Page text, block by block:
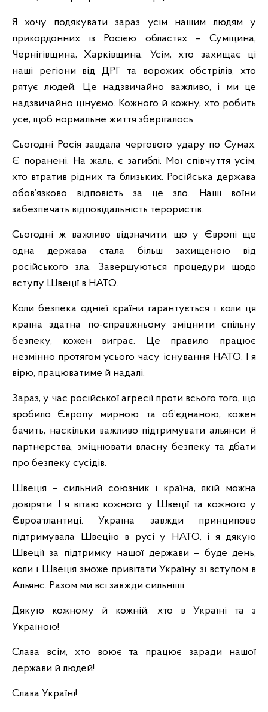
Я хочу подякувати зараз усім нашим людям у
прикордонних із Росією областях – Сумщина,
Чернігівщина, Харківщина. Усім, хто захищає ці
наші регіони від ДРГ та ворожих обстрілів, хто
рятує людей. Це надзвичайно важливо, і ми це
надзвичайно цінуємо. Кожного й кожну, хто робить
усе, щоб нормальне життя зберігалось.
Сьогодні Росія завдала чергового удару по Сумах.
Є поранені. На жаль, є загиблі. Мої співчуття усім,
хто втратив рідних та близьких. Російська держава
обов’язково відповість за це зло. Наші воїни
забезпечать відповідальність терористів.
Сьогодні ж важливо відзначити, що у Європі ще
одна держава стала більш захищеною від
російського зла. Завершуються процедури щодо
вступу Швеції в НАТО.
Коли безпека однієї країни гарантується і коли ця
країна здатна по-справжньому зміцнити спільну
безпеку, кожен виграє. Це правило працює
незмінно протягом усього часу існування НАТО. І я
вірю, працюватиме й надалі.
Зараз, у час російської агресії проти всього того, що
зробило Європу мирною та об’єднаною, кожен
бачить, наскільки важливо підтримувати альянси й
партнерства, зміцнювати власну безпеку та дбати
про безпеку сусідів.
Швеція – сильний союзник і країна, якій можна
довіряти. І я вітаю кожного у Швеції та кожного у
Євроатлантиці. Україна завжди принципово
підтримувала Швецію в русі у НАТО, і я дякую
Швеції за підтримку нашої держави – буде день,
коли і Швеція зможе привітати Україну зі вступом в
Альянс. Разом ми всі завжди сильніші.
Дякую кожному й кожній, хто в Україні та з
Україною!
Слава всім, хто воює та працює заради нашої
держави й людей!
Слава Україні!